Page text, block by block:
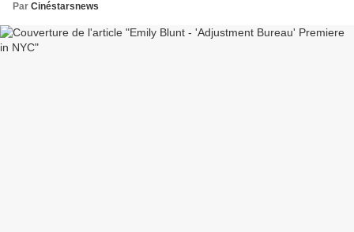
Par Cinéstarsnews